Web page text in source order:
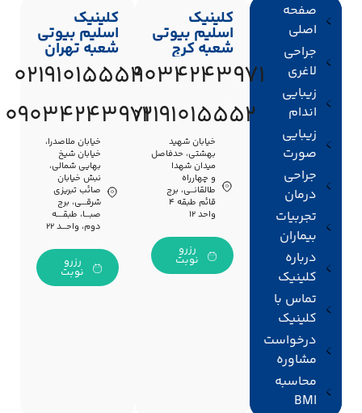
صفحه
اصلی
جراحی
لاغری
زیبایی
اندام
زیبایی
صورت
جراحی
درمان
تجربیات
بیماران
درباره
کلینیک
تماس با
کلینیک
درخواست
مشاوره
محاسبه
BMI
کلینیک
اسلیم بیوتی
شعبه کرج
09034243971
02191015552
خیابان شهید
بهشتی، حدفاصل
میدان شهدا
و چهارراه
طالقانــی، برج
قائم طبقه ۴
واحد ۱۲
رزرو
نوبت
کلینیک
اسلیم بیوتی
شعبه تهران
02191015552
09034243971
خیابان ملاصدرا،
خیابان شیخ
بهایی شمالی،
نبش خیابان
صائب تبریزی
شرقـــی، برج
صبـــا، طبقــــه
دوم، واحـــد ۲۲
رزرو
نوبت